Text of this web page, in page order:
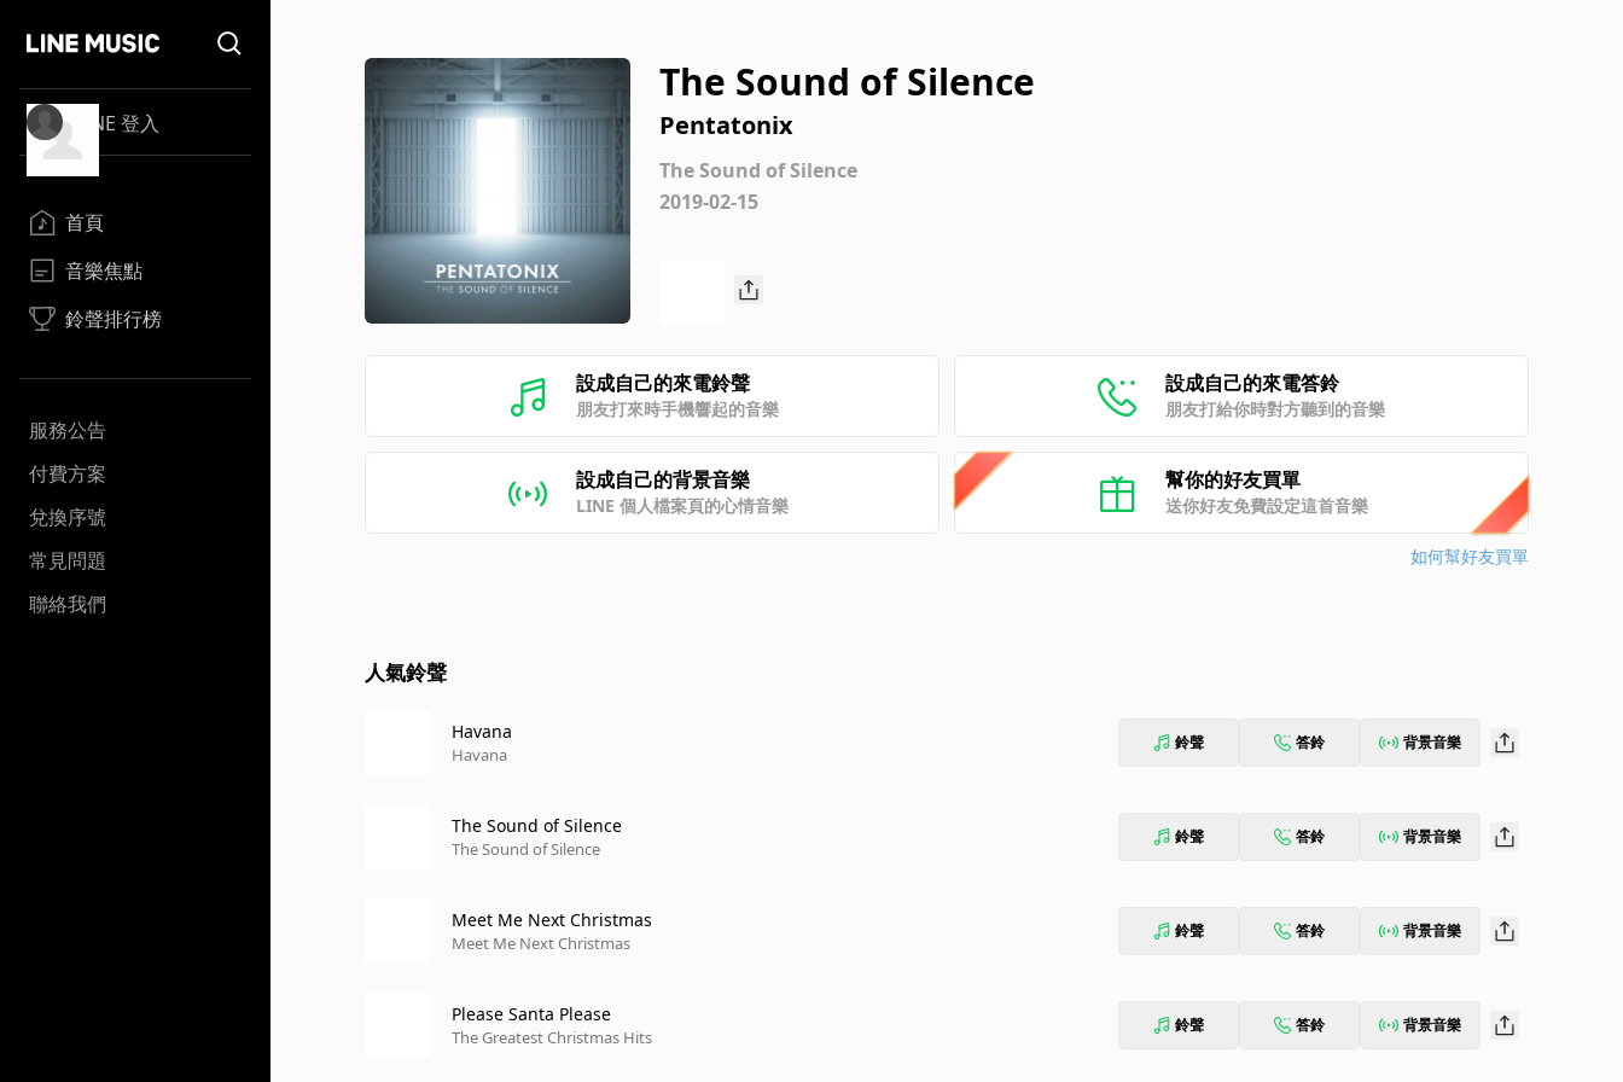
LINE 登入
首頁
音樂焦點
鈴聲排行榜
服務公告
付費方案
兌換序號
常見問題
聯絡我們
The Sound of Silence
Pentatonix
The Sound of Silence
2019-02-15
設成自己的來電鈴聲
朋友打來時手機響起的音樂
設成自己的來電答鈴
朋友打給你時對方聽到的音樂
設成自己的背景音樂
LINE 個人檔案頁的心情音樂
幫你的好友買單
送你好友免費設定這首音樂
如何幫好友買單
人氣鈴聲
Havana
Havana
鈴聲 答鈴 背景音樂
The Sound of Silence
The Sound of Silence
鈴聲 答鈴 背景音樂
Meet Me Next Christmas
Meet Me Next Christmas
鈴聲 答鈴 背景音樂
Please Santa Please
The Greatest Christmas Hits
鈴聲 答鈴 背景音樂